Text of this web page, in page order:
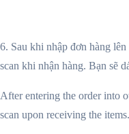
6. Sau khi nhập đơn hàng
scan khi nhận hàng. Bạn sẽ
After entering the order into
scan upon receiving the